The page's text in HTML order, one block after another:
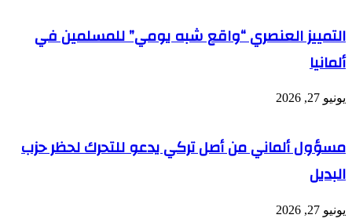
التمييز العنصري “واقع شبه يومي” للمسلمين في
ألمانيا
يونيو 27, 2026
مسؤول ألماني من أصل تركي يدعو للتحرك لحظر حزب
البديل
يونيو 27, 2026